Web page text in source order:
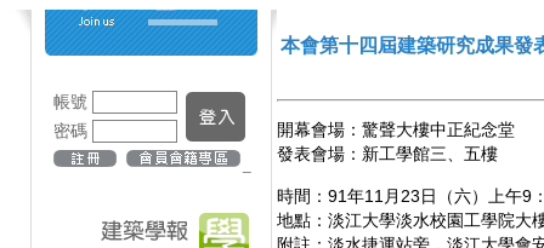
帳號
密碼
本會第十四屆建築研究成果發
開幕會場：驚聲大樓中正紀念堂
發表會場：新工學館三、五樓
時間：91年11月23日（六）上午9
地點：淡江大學淡水校園工學院大